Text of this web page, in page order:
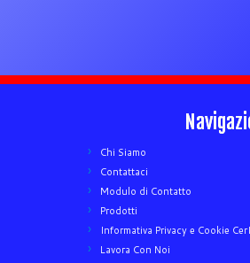
Chi Siamo
Contattaci
Modulo di Contatto
Prodotti
Informativa Privacy e Cookie
Lavora Con Noi